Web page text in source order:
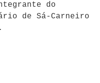
do
de Sá-Carneiro